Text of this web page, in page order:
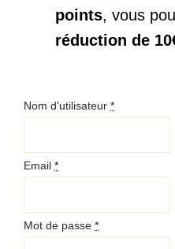
points, vous
réduction de
Nom d'utilisateur *
Email *
Mot de passe *